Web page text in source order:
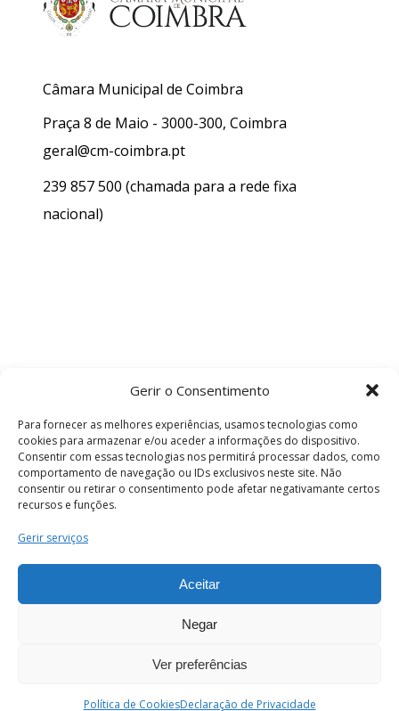
Gerir o Consentimento
Para fornecer as melhores experiências, usamos tecnologias como
cookies para armazenar e/ou aceder a informações do dispositivo.
Consentir com essas tecnologias nos permitirá processar dados, como
comportamento de navegação ou IDs exclusivos neste site. Não
consentir ou retirar o consentimento pode afetar negativamante certos
recursos e funções.
Gerir serviços
Aceitar
Negar
Ver preferências
Política de CookiesDeclaração de Privacidade
Câmara Municipal de Coimbra
Praça 8 de Maio - 3000-300, Coimbra
geral@cm-coimbra.pt
239 857 500 (chamada para a rede fixa
nacional)
Termos e Condições
os direitos reservados.